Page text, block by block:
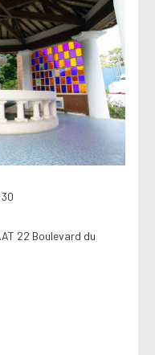
22 Boulevard du